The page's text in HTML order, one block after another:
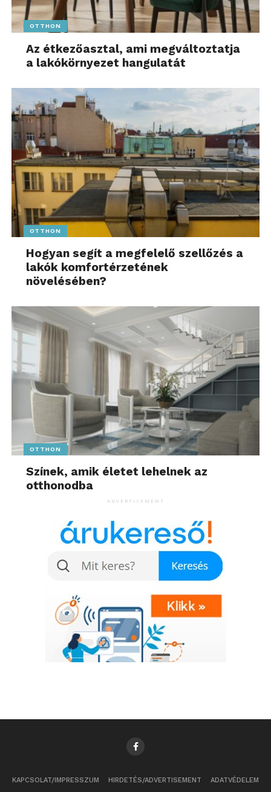
OTTHON
Az étkezőasztal, ami megváltoztatja
a lakókörnyezet hangulatát
OTTHON
Hogyan segít a megfelelő szellőzés a
lakók komfortérzetének
növelésében?
OTTHON
Színek, amik életet lehelnek az
otthonodba
ADVERTISEMENT
KAPCSOLAT/IMPRESSZUM HIRDETÉS/ADVERTISEMENT ADATVÉDELEM